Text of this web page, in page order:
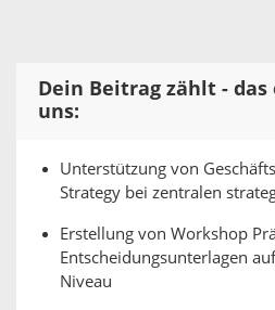
Dein Beitrag zählt -
uns:
Unterstützung von
Strategy bei zentralen
Erstellung von Workshop
Entscheidungsunterlagen
Niveau